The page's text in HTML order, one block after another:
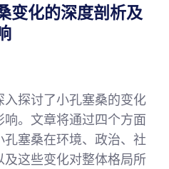
变化的深度剖析及
探讨了小孔塞桑的变化
。文章将通过四个方面
塞桑在环境、政治、社
这些变化对整体格局所